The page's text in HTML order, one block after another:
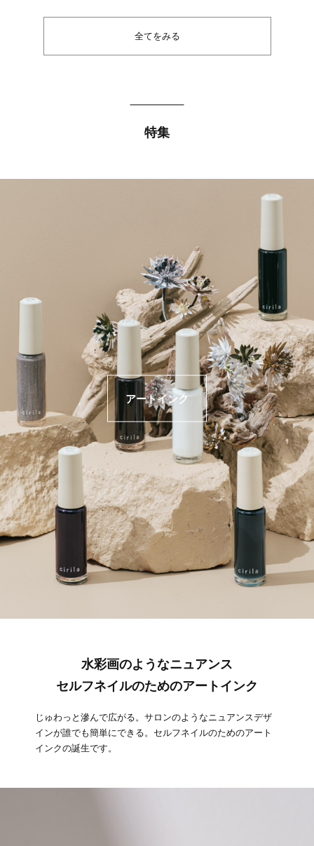
全てをみる
特集
アートインク
水彩画のようなニュアンス
セルフネイルのためのアートインク
じゅわっと滲んで広がる。サロンのようなニュアンスデザ
インが誰でも簡単にできる。セルフネイルのためのアート
インクの誕生です。